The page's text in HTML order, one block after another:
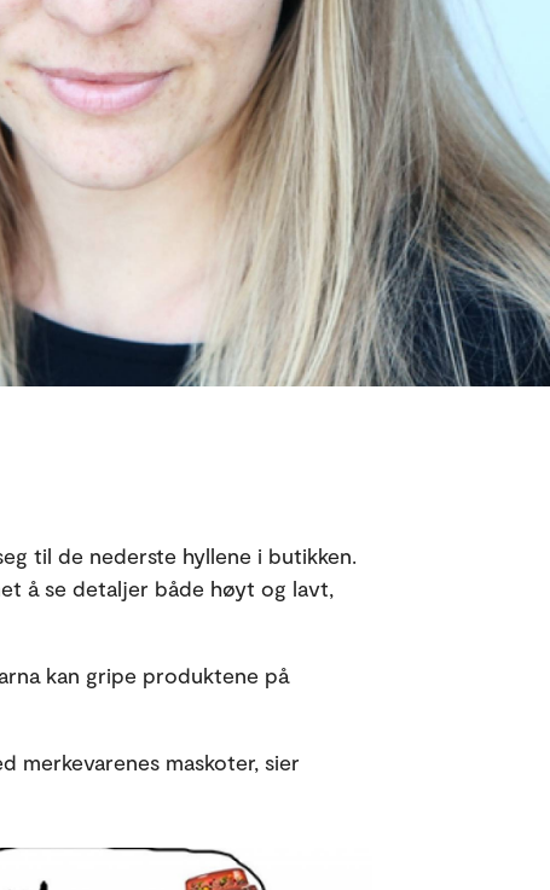
til de nederste hyllene i butikken.
å se detaljer både høyt og lavt,
kan gripe produktene på
merkevarenes maskoter, sier